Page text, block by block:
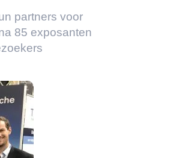
partners voor
85 exposanten